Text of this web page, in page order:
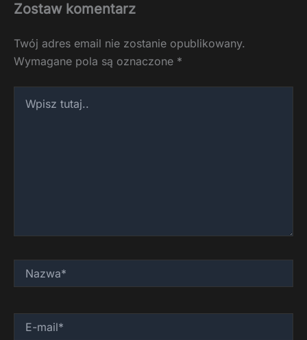
Zostaw komentarz
Twój adres email nie zostanie opublikowany.
Wymagane pola są oznaczone *
tutaj..
mail*